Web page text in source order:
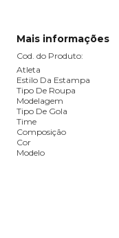
Mais informações
Cod. do Produto:
Atleta
Estilo Da Estampa
Tipo De Roupa
Modelagem
Tipo De Gola
Time
Composição
Cor
Modelo